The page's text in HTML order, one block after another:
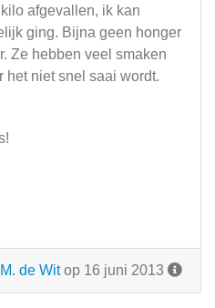
afgevallen, ik kan
ging. Bijna geen honger
Ze hebben veel smaken
het niet snel saai wordt.
M. de Witop 16 juni 2013